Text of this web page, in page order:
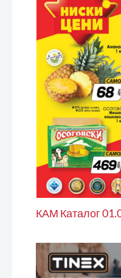
КАМ Каталог